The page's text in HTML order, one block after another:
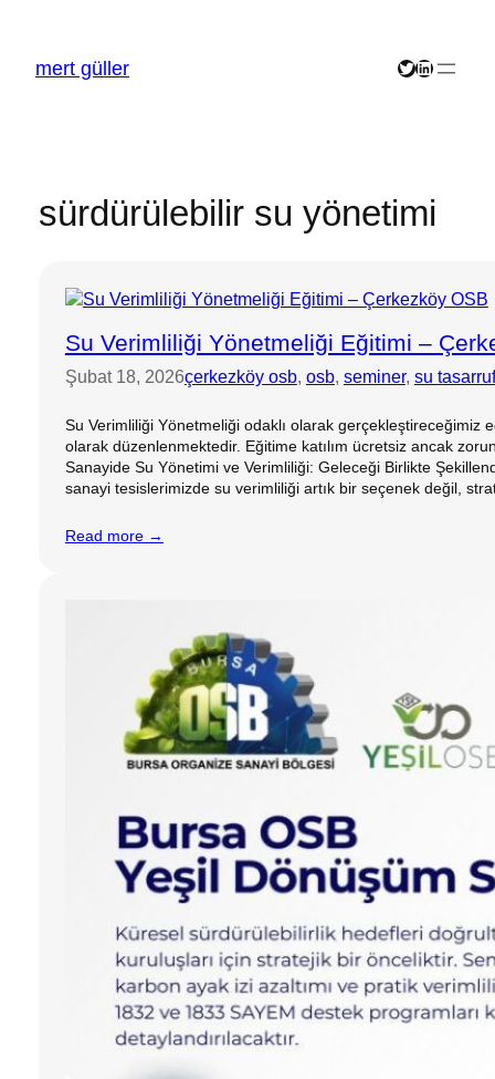
mert güller Twitter
LinkedIn
sürdürülebilir su yönetimi
Su Verimliliği Yönetmeliği Eğitimi –
Şubat 18, 2026çerkezköy osb, osb, seminer, su
Su Verimliliği Yönetmeliği odaklı olarak gerçekleştireceğimiz
olarak düzenlenmektedir. Eğitime katılım ücretsiz ancak
Sanayide Su Yönetimi ve Verimliliği: Geleceği Birlikte
sanayi tesislerimizde su verimliliği artık bir seçenek değil,
Read more →